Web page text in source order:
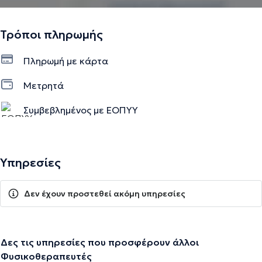
Τρόποι πληρωμής
Πληρωμή με κάρτα
Μετρητά
Συμβεβλημένος με ΕΟΠΥΥ
Υπηρεσίες
Δεν έχουν προστεθεί ακόμη υπηρεσίες
Δες τις υπηρεσίες που προσφέρουν άλλοι
Φυσικοθεραπευτές